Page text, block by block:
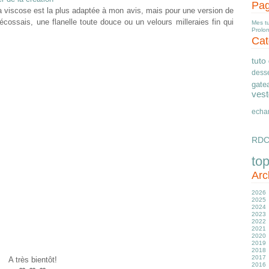
est la plus adaptée à mon avis, mais pour une version de
une flanelle toute douce ou un velours milleraies fin qui
A très bientôt!
Mes
tuto
RDC
top
2026
2025
2024
2023
2022
2021
2020
2019
2018
2017
2016